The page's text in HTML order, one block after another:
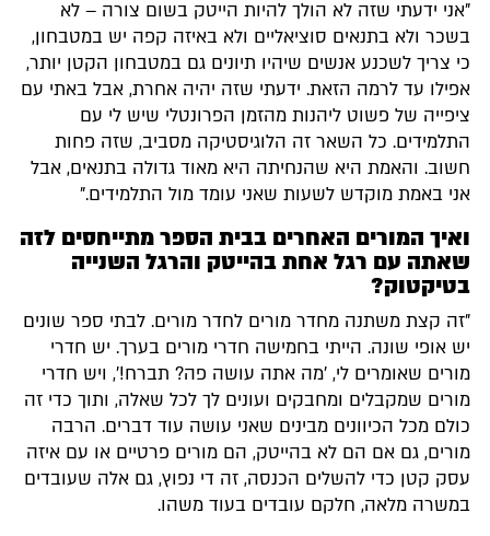
"אני ידעתי שזה לא הולך להיות הייטק בשום צורה – לא
בשכר ולא בתנאים סוציאליים ולא באיזה קפה יש במטבחון,
כי צריך לשכנע אנשים שיהיו תיונים גם במטבחון הקטן יותר,
אפילו עד לרמה הזאת. ידעתי שזה יהיה אחרת, אבל באתי עם
ציפייה של פשוט ליהנות מהזמן הפרונטלי שיש לי עם
התלמידים. כל השאר זה הלוגיסטיקה מסביב, שזה פחות
חשוב. והאמת היא שהנחיתה היא מאוד גדולה בתנאים, אבל
אני באמת מוקדש לשעות שאני עומד מול התלמידים."
ואיך המורים האחרים בבית הספר מתייחסים לזה
שאתה עם רגל אחת בהייטק והרגל השנייה
בטיקטוק?
"זה קצת משתנה מחדר מורים לחדר מורים. לבתי ספר שונים
יש אופי שונה. הייתי בחמישה חדרי מורים בערך. יש חדרי
מורים שאומרים לי, 'מה אתה עושה פה? תברח!', ויש חדרי
מורים שמקבלים ומחבקים ועונים לך לכל שאלה, ותוך כדי זה
כולם מכל הכיוונים מבינים שאני עושה עוד דברים. הרבה
מורים, גם אם הם לא בהייטק, הם מורים פרטיים או עם איזה
עסק קטן כדי להשלים הכנסה, זה די נפוץ, גם אלה שעובדים
במשרה מלאה, חלקם עובדים בעוד משהו.